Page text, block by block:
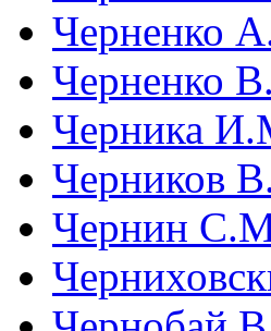
Черненко
Черненко
Черника
Черников
Чернин